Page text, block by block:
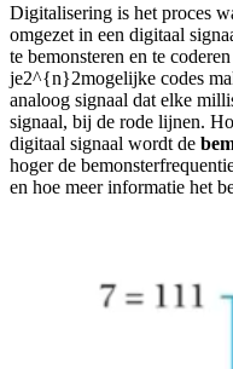
Digitalisering is het proces
omgezet in een digitaal
te bemonsteren en te
je2^{n}2mogelijke codes
analoog signaal dat elke
signaal, bij de rode lijnen.
digitaal signaal wordt de
hoger de
en hoe meer informatie het